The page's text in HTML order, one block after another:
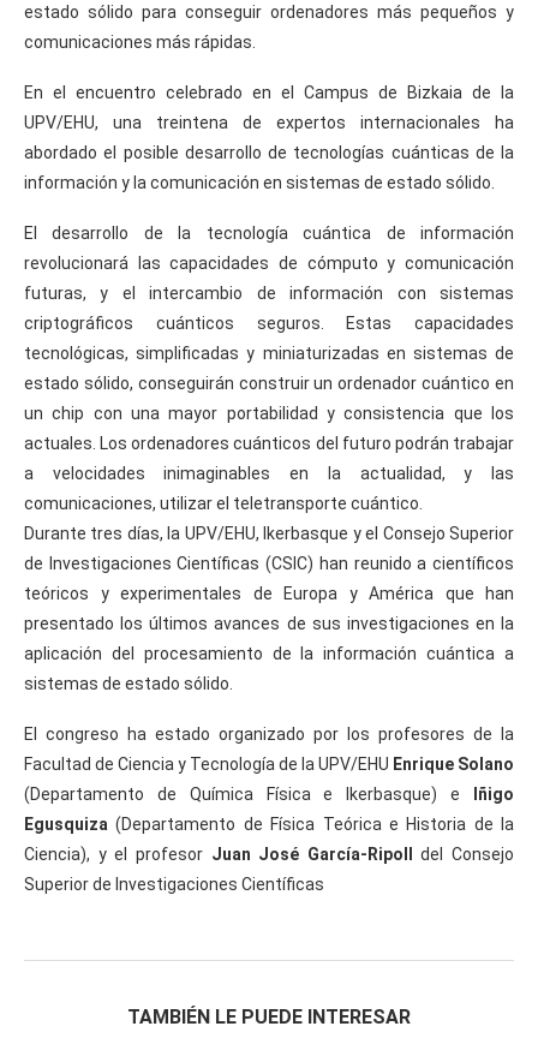
estado sólido para conseguir ordenadores más pequeños y
comunicaciones más rápidas.
En el encuentro celebrado en el Campus de Bizkaia de la
UPV/EHU, una treintena de expertos internacionales ha
abordado el posible desarrollo de tecnologías cuánticas de la
información y la comunicación en sistemas de estado sólido.
El desarrollo de la tecnología cuántica de información
revolucionará las capacidades de cómputo y comunicación
futuras, y el intercambio de información con sistemas
criptográficos cuánticos seguros. Estas capacidades
tecnológicas, simplificadas y miniaturizadas en sistemas de
estado sólido, conseguirán construir un ordenador cuántico en
un chip con una mayor portabilidad y consistencia que los
actuales. Los ordenadores cuánticos del futuro podrán trabajar
a velocidades inimaginables en la actualidad, y las
comunicaciones, utilizar el teletransporte cuántico.
Durante tres días, la UPV/EHU, Ikerbasque y el Consejo Superior
de Investigaciones Científicas (CSIC) han reunido a científicos
teóricos y experimentales de Europa y América que han
presentado los últimos avances de sus investigaciones en la
aplicación del procesamiento de la información cuántica a
sistemas de estado sólido.
El congreso ha estado organizado por los profesores de la
Facultad de Ciencia y Tecnología de la UPV/EHU Enrique Solano
(Departamento de Química Física e Ikerbasque) e
Iñigo
Egusquiza (Departamento de Física Teórica e Historia de la
Ciencia), y el profesor Juan José García-Ripoll
del Consejo
Superior de Investigaciones Científicas
TAMBIÉN LE PUEDE INTERESAR